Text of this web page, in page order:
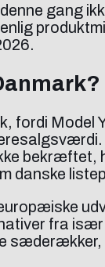
gang
fordi Model
danske
fra